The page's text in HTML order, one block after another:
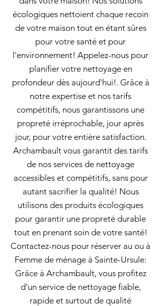
écologiques nettoient chaque recoin
de votre maison tout en étant sûres
pour votre santé et pour
l'environnement! Appelez-nous pour
planifier votre nettoyage en
profondeur dès aujourd'hui!. Grâce à
notre expertise et nos tarifs
compétitifs, nous garantissons une
propreté irréprochable, jour après
jour, pour votre entière satisfaction.
Archambault vous garantit des tarifs
de nos services de nettoyage
accessibles et compétitifs, sans pour
autant sacrifier la qualité! Nous
utilisons des produits écologiques
pour garantir une propreté durable
tout en prenant soin de votre santé!
Contactez-nous pour réserver au ou à
Femme de ménage à Sainte-Ursule:
Grâce à Archambault, vous profitez
d'un service de nettoyage fiable,
rapide et surtout de qualité